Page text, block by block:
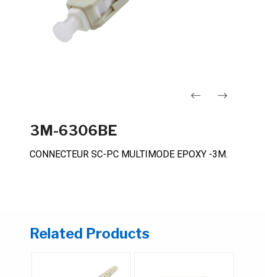
de
3M-6306BE
CONNECTEUR SC-PC MULTIMODE EPOXY -3M.
Related Products